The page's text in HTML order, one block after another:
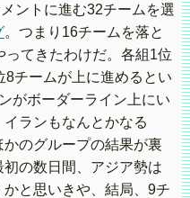
ントに進む32チームを選
。つまり16チームを落と
てきたわけだ。各組1位
8チームが上に進めるとい
がボーダーライン上にい
ランもなんとかなる
のグループの結果が裏
の数日間、アジア勢は
と思いきや、結局、9チ